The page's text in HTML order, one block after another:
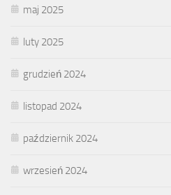
maj 2025
luty 2025
grudzień 2024
listopad 2024
październik 2024
wrzesień 2024